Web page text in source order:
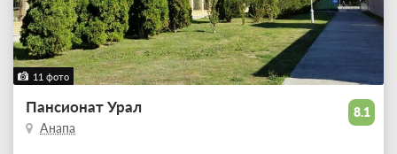
11 фото
8.1
Пансионат Урал
Анапа